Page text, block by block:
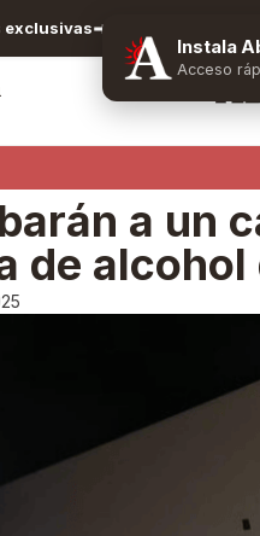
exclusivas
a un
de alcohol
Instala
Acceso